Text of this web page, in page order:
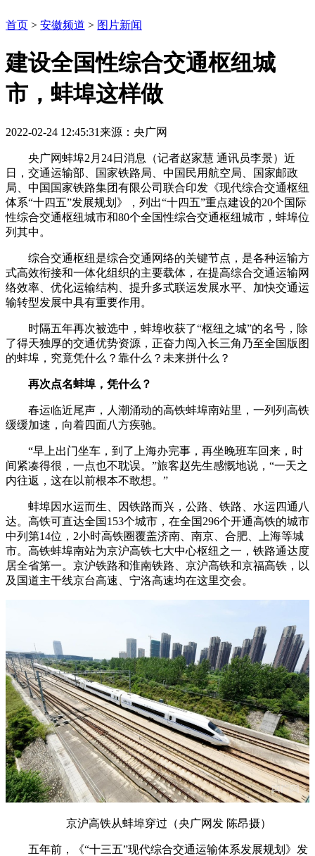
首页 > 安徽频道 > 图片新闻
建设全国性综合交通枢纽城
市，蚌埠这样做
2022-02-24 12:45:31来源：央广网
央广网蚌埠2月24日消息（记者赵家慧 通讯员李景）近
日，交通运输部、国家铁路局、中国民用航空局、国家邮政
局、中国国家铁路集团有限公司联合印发《现代综合交通枢纽
体系“十四五”发展规划》，列出“十四五”重点建设的20个国际
性综合交通枢纽城市和80个全国性综合交通枢纽城市，蚌埠位
列其中。
综合交通枢纽是综合交通网络的关键节点，是各种运输方
式高效衔接和一体化组织的主要载体，在提高综合交通运输网
络效率、优化运输结构、提升多式联运发展水平、加快交通运
输转型发展中具有重要作用。
时隔五年再次被选中，蚌埠收获了“枢纽之城”的名号，除
了得天独厚的交通优势资源，正奋力闯入长三角乃至全国版图
的蚌埠，究竟凭什么？靠什么？未来拼什么？
再次点名蚌埠，凭什么？
春运临近尾声，人潮涌动的高铁蚌埠南站里，一列列高铁
缓缓加速，向着四面八方疾驰。
“早上出门坐车，到了上海办完事，再坐晚班车回来，时
间紧凑得很，一点也不耽误。”旅客赵先生感慨地说，“一天之
内往返，这在以前根本不敢想。”
蚌埠因水运而生、因铁路而兴，公路、铁路、水运四通八
达。高铁可直达全国153个城市，在全国296个开通高铁的城市
中列第14位，2小时高铁圈覆盖济南、南京、合肥、上海等城
市。高铁蚌埠南站为京沪高铁七大中心枢纽之一，铁路通达度
居全省第一。京沪铁路和淮南铁路、京沪高铁和京福高铁，以
及国道主干线京台高速、宁洛高速均在这里交会。
京沪高铁从蚌埠穿过（央广网发 陈昂摄）
五年前，《“十三五”现代综合交通运输体系发展规划》发